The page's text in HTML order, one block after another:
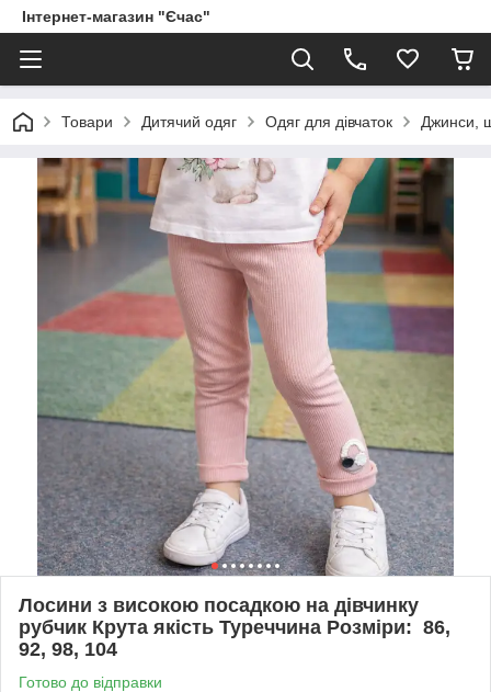
Інтернет-магазин "Єчас"
Товари Дитячий одяг Одяг для дівчаток Джинси,
Лосини з високою посадкою на дівчинку
рубчик Крута якість Туреччина Розміри: 86,
92, 98, 104
Готово до відправки